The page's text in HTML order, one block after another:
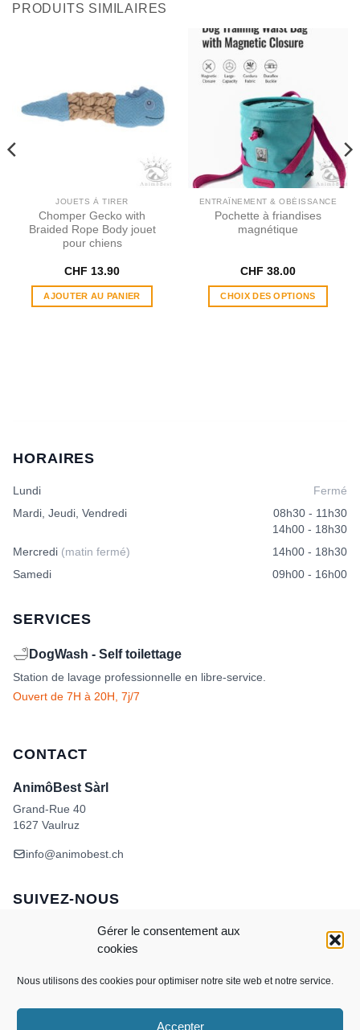
Gérer le consentement aux
cookies
Nous utilisons des cookies pour optimiser notre site web et notre service.
Accepter
PRODUITS SIMILAIRES
JOUETS À TIRER
Chomper Gecko with
Braided Rope Body jouet
pour chiens
CHF 13.90
AJOUTER AU PANIER
ENTRAÎNEMENT & OBÉISSANCE
Pochette à friandises
magnétique
CHF 38.00
CHOIX DES OPTIONS
page
du
HORAIRES
Lundi
Fermé
Mardi, Jeudi, Vendredi
08h30 - 11h30
14h00 - 18h30
Mercredi (matin fermé)
14h00 - 18h30
Samedi
09h00 - 16h00
SERVICES
🛁 DogWash - Self toilettage
Station de lavage professionnelle en libre-service.
Ouvert de 7H à 20H, 7j/7
CONTACT
AnimôBest Sàrl
Grand-Rue 40
1627 Vaulruz
info@animobest.ch
SUIVEZ-NOUS